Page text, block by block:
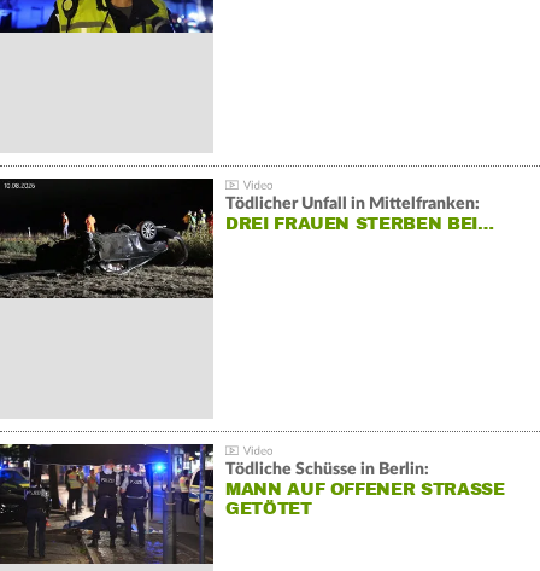
Tödlicher Unfall in Mittelfranken:
DREI FRAUEN STERBEN BEI…
Tödliche Schüsse in Berlin:
MANN AUF OFFENER STRASSE G
ETÖTET